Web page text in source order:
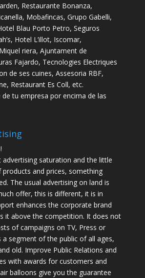
Restaurante Bonanza,
Mobafincas, Grupo Gabelli,
Blau Porto Petro, Seguros
Hotel L’illot, Iscomar,
riera, Ajuntament de
Fajardo, Tecnologies Electriques
de ses cuines, Assesoria RBF,
Restaurant Es Coll, etc.
de tu empresa por encima de las
saturation and the little
and prices, something
The usual advertising on land is
offer, this is different, it is in
enhances the corporate brand
it above the competition. It does not
of campaigns on TV, Press or
a segment of the public of all ages,
old. Improve Public Relations and
with awards for customers and
balloons give you the guarantee